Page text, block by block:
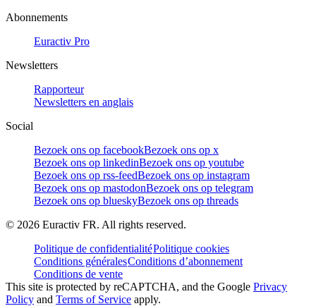
Abonnements
Euractiv Pro
Newsletters
Rapporteur
Newsletters en anglais
Social
Bezoek ons op facebookBezoek ons op x
Bezoek ons op linkedinBezoek ons op youtube
Bezoek ons op rss-feedBezoek ons op instagram
Bezoek ons op mastodonBezoek ons op telegram
Bezoek ons op blueskyBezoek ons op threads
© 2026 Euractiv FR. All rights reserved.
Politique de confidentialitéPolitique cookies
Conditions généralesConditions d’abonnement
Conditions de vente
This site is protected by reCAPTCHA, and the Google Privacy
Policy and Terms of Service apply.